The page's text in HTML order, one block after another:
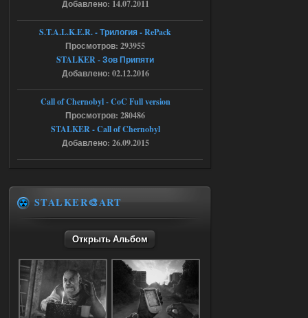
Ответить ➤
05.08.2026
Путь во мгле + GUNSLINGER mod
Stalker-Mods-Clan-su
Доступно только для пользователей
Ответить ➤
05.08.2026
Путь во мгле + GUNSLINGER mod
где пароль?
Ответить ➤
Dead Air: Refined
09:03
Stalker-Mods-Clan-su
Добавлено: 14.07.2011
S.T.A.L.K.E.R. - Трилогия - RePack
Просмотров: 293955
STALKER - Зов Припяти
Добавлено: 02.12.2016
Call of Chernobyl - CoC Full version
Просмотров: 280486
STALKER - Call of Chernobyl
Добавлено: 26.09.2015
STALKER🎨ART
Открыть Альбом